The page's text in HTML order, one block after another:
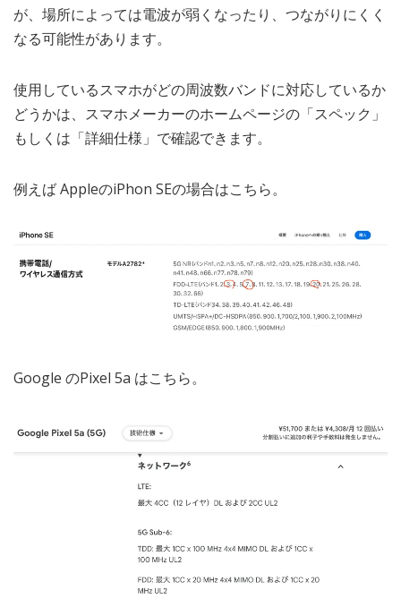
が、場所によっては電波が弱くなったり、つながりにくく
なる可能性があります。
使用しているスマホがどの周波数バンドに対応しているか
どうかは、スマホメーカーのホームページの「スペック」
もしくは「詳細仕様」で確認できます。
例えば AppleのiPhon SEの場合はこちら。
Google のPixel 5a はこちら。